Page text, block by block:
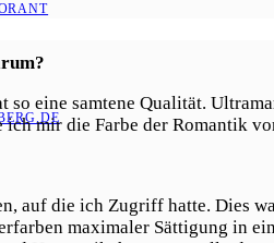
so eine samtene Qualität.
ich mir die Farbe der Romantik
auf die ich Zugriff hatte. Dies
maximaler Sättigung in